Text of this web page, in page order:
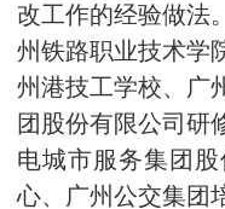
改工作的经验做法
州铁路职业技术学
州港技工学校、广
团股份有限公司研
电城市服务集团
心、广州公交集团